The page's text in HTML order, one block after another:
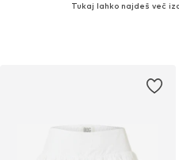
Tukaj lahko najdeš več